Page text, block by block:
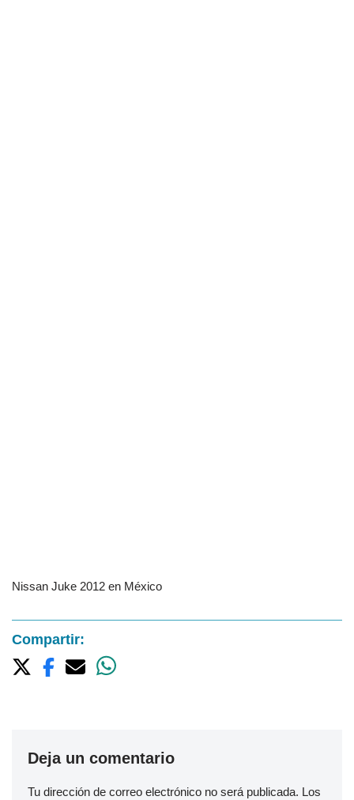
Nissan Juke 2012 en México
Compartir:
Deja un comentario
Tu dirección de correo electrónico no será publicada. Los